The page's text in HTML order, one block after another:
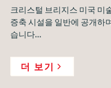
크리스털 브리지스 미국 미
증축 시설을 일반에 공개하
습니다…
더 보기